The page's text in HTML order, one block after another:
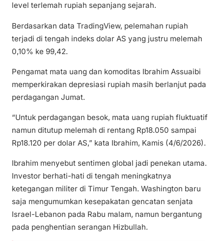
level terlemah rupiah sepanjang sejarah.
Berdasarkan data TradingView, pelemahan rupiah
terjadi di tengah indeks dolar AS yang justru melemah
0,10% ke 99,42.
Pengamat mata uang dan komoditas Ibrahim Assuaibi
memperkirakan depresiasi rupiah masih berlanjut pada
perdagangan Jumat.
“Untuk perdagangan besok, mata uang rupiah fluktuatif
namun ditutup melemah di rentang Rp18.050 sampai
Rp18.120 per dolar AS,” kata Ibrahim, Kamis (4/6/2026).
Ibrahim menyebut sentimen global jadi penekan utama.
Investor berhati-hati di tengah meningkatnya
ketegangan militer di Timur Tengah. Washington baru
saja mengumumkan kesepakatan gencatan senjata
Israel-Lebanon pada Rabu malam, namun bergantung
pada penghentian serangan Hizbullah.